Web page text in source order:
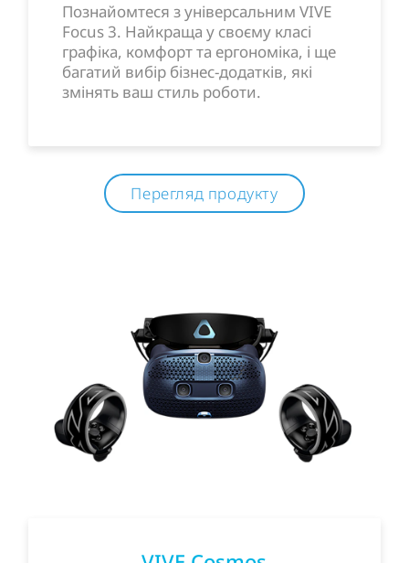
Познайомтеся з універсальним VIVE
Focus 3. Найкраща у своєму класі
графіка, комфорт та ергономіка, і ще
багатий вибір бізнес-додатків, які
змінять ваш стиль роботи.
Перегляд продукту